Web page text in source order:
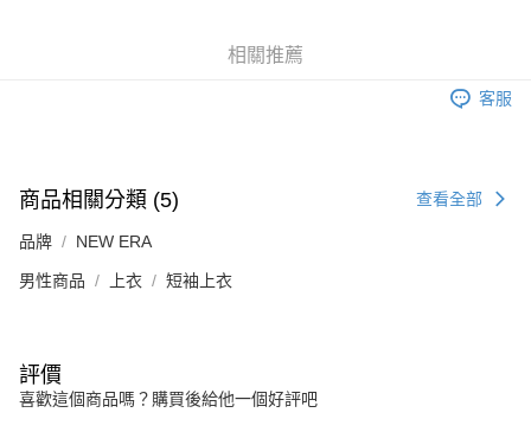
相關推薦
客服
商品相關分類 (5) 查看全部
品牌 NEW ERA
男性商品 上衣 短袖上衣
評價
喜歡這個商品嗎？購買後給他一個好評吧